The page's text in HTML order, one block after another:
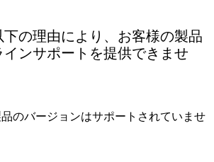
の理由により、お客様の製品
インサポートを提供できませ
のバージョンはサポートされていませ